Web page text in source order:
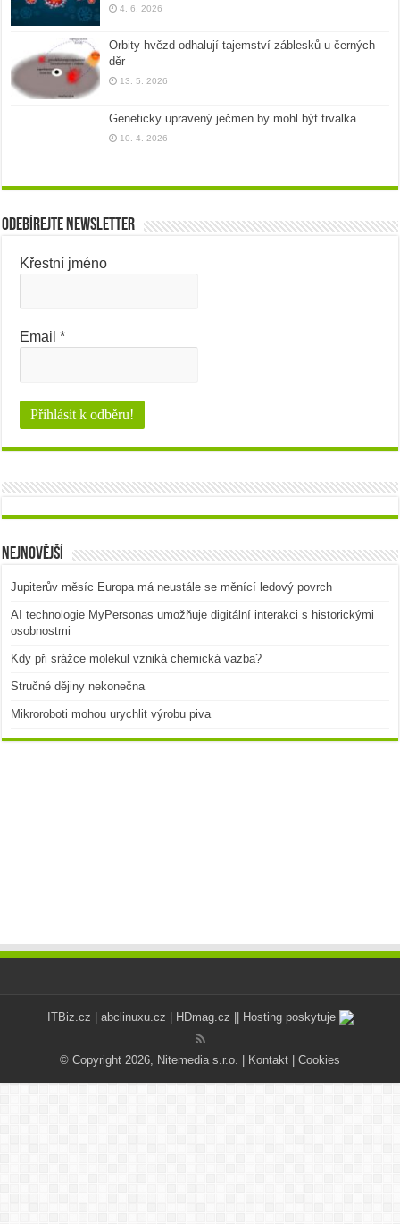
4. 6. 2026
Orbity hvězd odhalují tajemství záblesků u černých
děr
13. 5. 2026
Geneticky upravený ječmen by mohl být trvalka
10. 4. 2026
Odebírejte newsletter
Křestní jméno
Email*
Nejnovější
Jupiterův měsíc Europa má neustále se měnící ledový povrch
AI technologie MyPersonas umožňuje digitální interakci s historickými
osobnostmi
Kdy při srážce molekul vzniká chemická vazba?
Stručné dějiny nekonečna
Mikroroboti mohou urychlit výrobu piva
ITBiz.cz | abclinuxu.cz | HDmag.cz || Hosting poskytuje
© Copyright 2026, Nitemedia s.r.o. | Kontakt | Cookies